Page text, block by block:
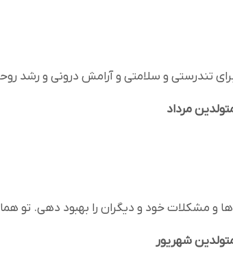
تندرستی و سلامتی و آرامش درونی و رشد
ها و مشکلات خود و دیگران را بهبود دهی.